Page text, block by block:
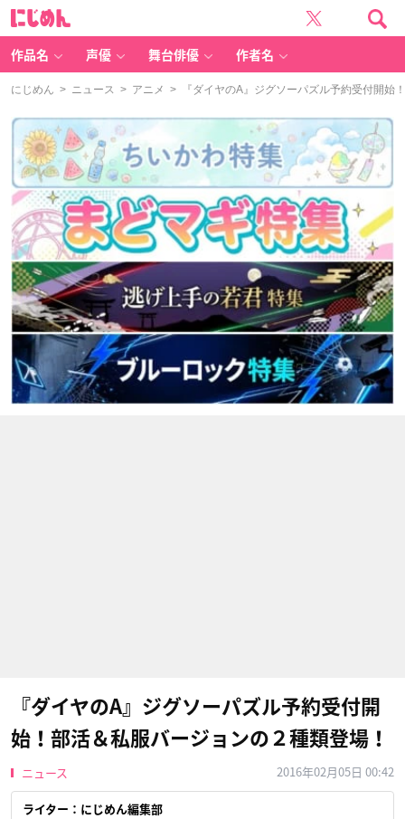
作品名 声優 舞台俳優 作者名
にじめん > ニュース > アニメ > 『ダイヤのA』ジグソーパズル予約受付開始
『ダイヤのA』ジグソーパズル予約受付開
始！部活＆私服バージョンの２種類登場！
ニュース 2016年02月05日 00:42
ライター：にじめん編集部